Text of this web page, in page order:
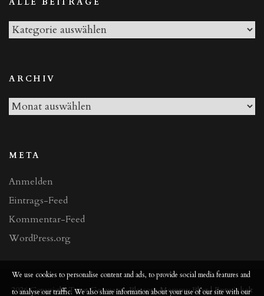
Alle
ARCHIV
Archiv
META
Anmelden
Eintrags-Feed
Kommentar-Feed
WordPress.org
2026 CopyrightTarot Germany.Blossom Mommy Blog | Entwickelt
We use cookies to personalise content and ads, to provide social media features and
to analyse our traffic. We also share information about your use of our site with our